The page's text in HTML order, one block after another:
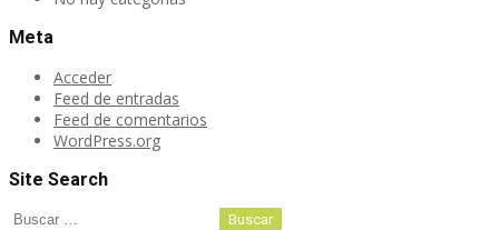
Meta
Acceder
Feed de entradas
Feed de comentarios
WordPress.org
Site Search
Buscar: